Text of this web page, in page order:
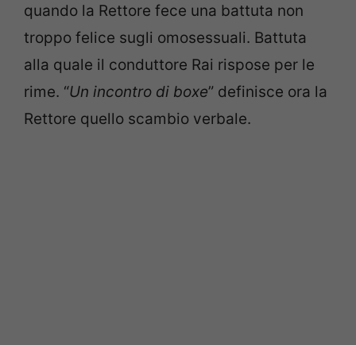
quando la Rettore fece una battuta non
troppo felice sugli omosessuali. Battuta
alla quale il conduttore Rai rispose per le
rime. “Un incontro di boxe” definisce ora la
Rettore quello scambio verbale.